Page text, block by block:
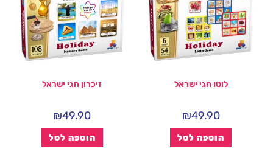
לוטו חגי ישראל
₪49.90
הוספה לסל
זיכרון חגי ישראל
₪49.90
הוספה לסל